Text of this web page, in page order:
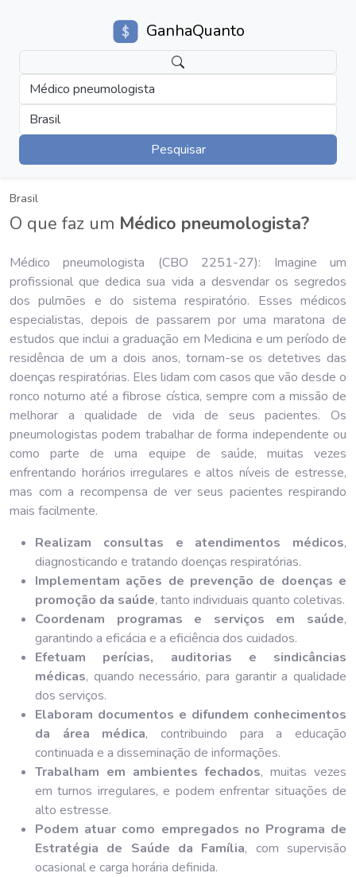
GanhaQuanto
Médico pneumologista
Brasil
Pesquisar
Brasil
O que faz um Médico pneumologista?
Médico pneumologista (CBO 2251-27): Imagine um
profissional que dedica sua vida a desvendar os segredos
dos pulmões e do sistema respiratório. Esses médicos
especialistas, depois de passarem por uma maratona de
estudos que inclui a graduação em Medicina e um período de
residência de um a dois anos, tornam-se os detetives das
doenças respiratórias. Eles lidam com casos que vão desde o
ronco noturno até a fibrose cística, sempre com a missão de
melhorar a qualidade de vida de seus pacientes. Os
pneumologistas podem trabalhar de forma independente ou
como parte de uma equipe de saúde, muitas vezes
enfrentando horários irregulares e altos níveis de estresse,
mas com a recompensa de ver seus pacientes respirando
mais facilmente.
Realizam consultas e atendimentos médicos,
diagnosticando e tratando doenças respiratórias.
Implementam ações de prevenção de doenças e
promoção da saúde, tanto individuais quanto coletivas.
Coordenam programas e serviços em saúde,
garantindo a eficácia e a eficiência dos cuidados.
Efetuam perícias, auditorias e sindicâncias
médicas, quando necessário, para garantir a qualidade
dos serviços.
Elaboram documentos e difundem conhecimentos
da área médica, contribuindo para a educação
continuada e a disseminação de informações.
Trabalham em ambientes fechados, muitas vezes
em turnos irregulares, e podem enfrentar situações de
alto estresse.
Podem atuar como empregados no Programa de
Estratégia de Saúde da Família, com supervisão
ocasional e carga horária definida.